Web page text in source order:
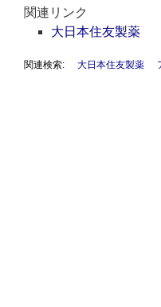
関連リンク
大日本住友製薬
関連検索: 大日本住友製薬